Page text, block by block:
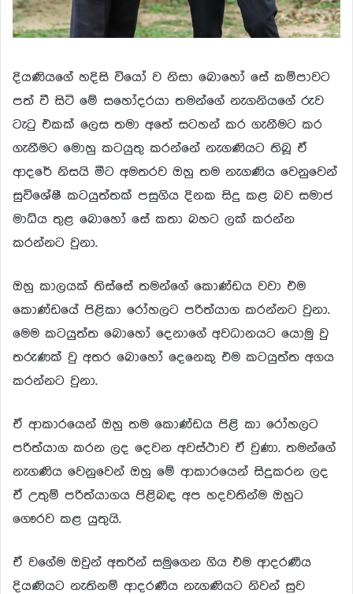
දියණියගේ හදිසි වියෝ ව නිසා බොහෝ සේ කම්පාවට
පත් වී සිටි මේ සහෝදරයා තමන්ගේ නැගනියගේ රුව
ටැටු එකක් ලෙස තමා අතේ සටහන් කර ගැනීමට කර
ගැනීමට මොහු කටයුතු කරන්නේ නැගණියට තිබූ ඒ
ආදරේ නිසයි මීට අමතරව ඔහු තම නැගණිය වෙනුවෙන්
සුවිශේෂී කටයුත්තක් පසුගිය දිනක සිදු කළ බව සමාජ
මාධ්ය තුළ බොහෝ සේ කතා බහට ලක් කරන්න
කරන්නට වුනා.
ඔහු කාලයක් තිස්සේ තමන්ගේ කොණ්ඩය වවා එම
කොණ්ඩයේ පිළිකා රෝහලට පරිත්යාග කරන්නට වුනා.
මෙම කටයුත්ත බොහෝ දෙනාගේ අවධානයට යොමු වු
තරුණක් වු අතර බොහෝ දෙනෙකු එම කටයුත්ත අගය
කරන්නට වුනා.
ඒ ආකාරයෙන් ඔහු තම කොණ්ඩය පිළි කා රෝහලට
පරිත්යාග කරන ලද දෙවන අවස්ථාව ඒ වුණා. තමන්ගේ
නැගණිය වෙනුවෙන් ඔහු මේ ආකාරයෙන් සිදුකරන ලද
ඒ උතුම් පරිත්යාගය පිළිබඳ අප හදවතින්ම ඔහුට
ගෞරව කළ යුතුයි.
ඒ වගේම ඔවුන් අතරින් සමුගෙන ගිය එම ආදරණීය
දියණියට නැතිනම් ආදරණීය නැගණියට නිවන් සුව